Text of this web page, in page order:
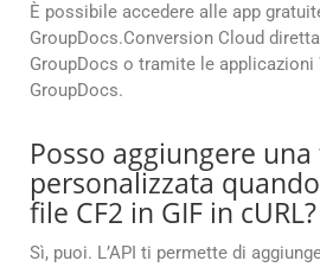
È possibile accedere alle app
GroupDocs.Conversion Cloud
GroupDocs o tramite le applicazioni
GroupDocs.
Posso aggiungere
personalizzata
file CF2 in GIF in cURL?
Sì, puoi. L’API ti permette di